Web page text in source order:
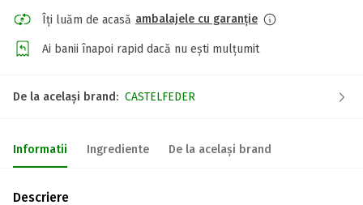
Îți luăm de acasă ambalajele cu garanție
Ai banii înapoi rapid dacă nu ești mulțumit
De la același brand: CASTELFEDER
Informatii Ingrediente De la același brand
Descriere